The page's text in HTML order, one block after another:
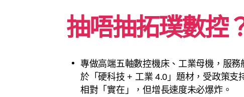
抽唔抽拓璞數控
專做高端五軸數控機床、工業母機，服
於「硬科技 + 工業 4.0」題材，受政策支
相對「實在」，但增長速度未必爆炸。